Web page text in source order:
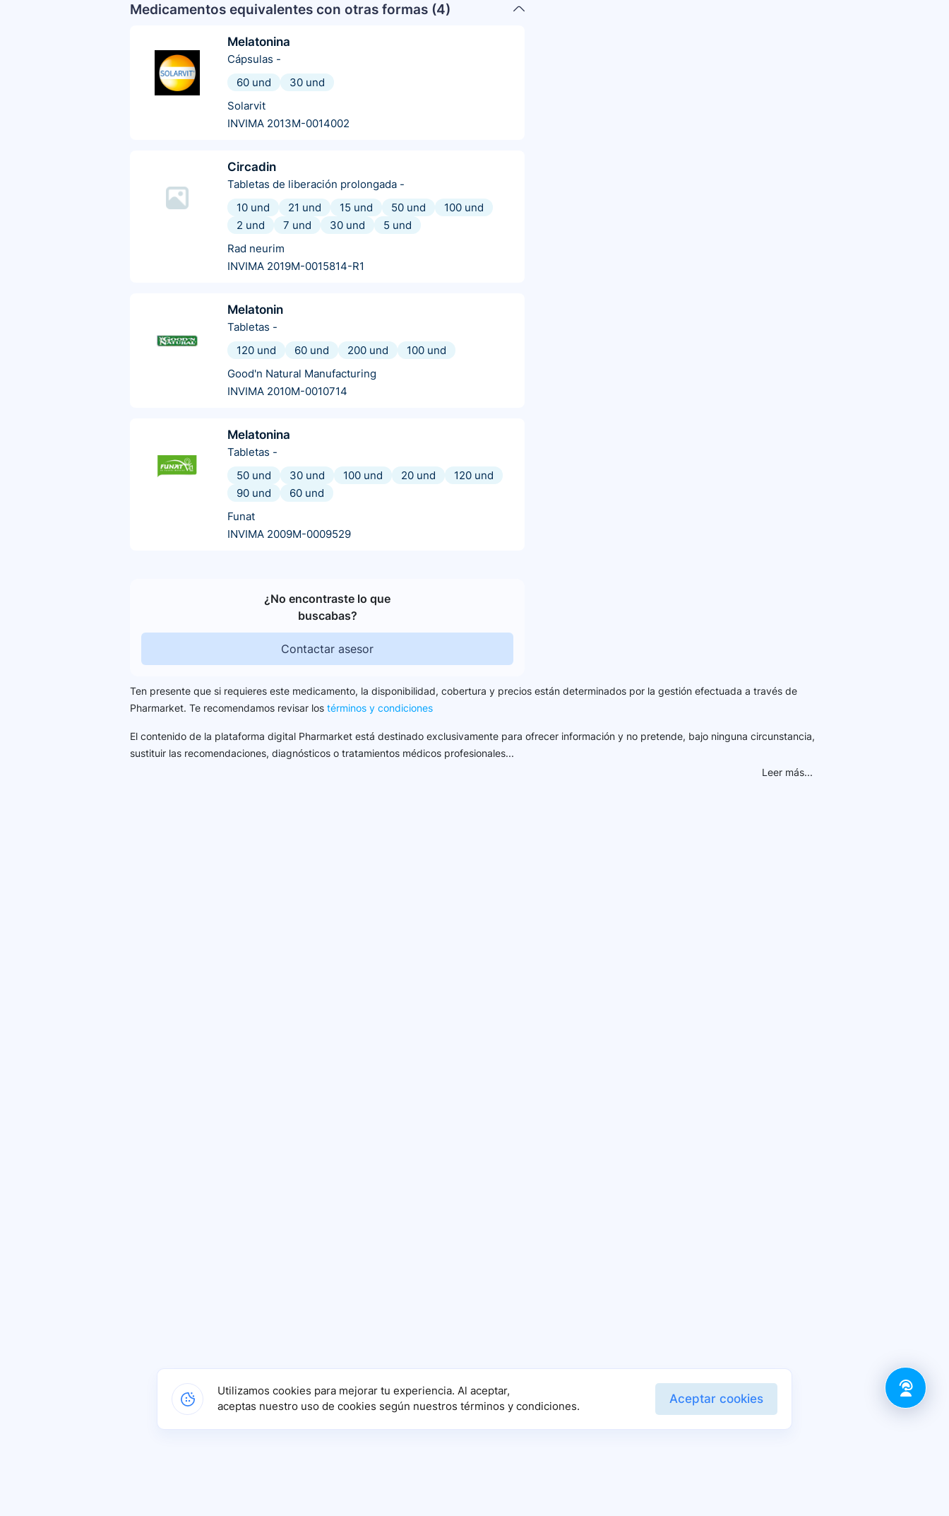
Medicamentos equivalentes con otras formas (4)
Melatonina
Cápsulas -
60 und
30 und
Solarvit
INVIMA 2013M-0014002
Circadin
Tabletas de liberación prolongada -
10 und
21 und 15 und 50 und
100 und
2 und
7 und 30 und
5 und
Rad neurim
INVIMA 2019M-0015814-R1
Melatonin
Tabletas -
120 und
60 und 200 und
100 und
Good'n Natural Manufacturing
INVIMA 2010M-0010714
Melatonina
Tabletas -
50 und
30 und 100 und 20 und
120 und
90 und
60 und
Funat
INVIMA 2009M-0009529
¿No encontraste lo que
buscabas?
Contactar asesor
Ten presente que si requieres este medicamento, la disponibilidad, cobertura y precios están determinados por la gestión efectuada a través de
Pharmarket. Te recomendamos revisar los términos y condiciones
El contenido de la plataforma digital Pharmarket está destinado exclusivamente para ofrecer información y no pretende, bajo ninguna circunstancia,
sustituir las recomendaciones, diagnósticos o tratamientos médicos profesionales...
Leer más...
Utilizamos cookies para mejorar tu experiencia. Al aceptar,
aceptas nuestro uso de cookies según nuestros términos y condiciones.
Aceptar cookies